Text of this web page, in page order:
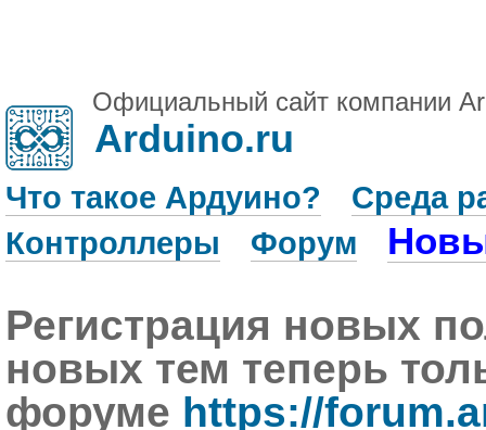
Официальный сайт компании
Arduino.ru
Что такое Ардуино?
Среда
Контроллеры
Форум
Регистрация новых
новых тем теперь
форуме https://